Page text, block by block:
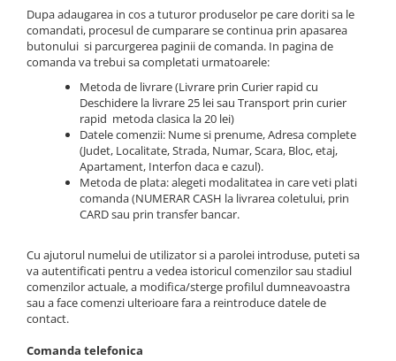
Curatenie si intretinere
Decoratiuni
Gradinarit
Hobby-uri creative
Iluminat & Electrice
Kit-uri automatizari porti si usi
Mobila dormitor
Mobila gradina & terasa
Organizare si depozitare
Rafturi
Sanitare
Silicon, spume si solutii tehnice
Dupa adaugarea in cos a tuturor produselor pe care doriti sa le
comandati, procesul de cumparare se continua prin apasarea
butonului si parcurgerea paginii de comanda. In pagina de
comanda va trebui sa completati urmatoarele:
Metoda de livrare (Livrare prin Curier rapid cu
Deschidere la livrare 25 lei sau Transport prin curier
rapid metoda clasica la 20 lei)
Datele comenzii: Nume si prenume, Adresa complete
(Judet, Localitate, Strada, Numar, Scara, Bloc, etaj,
Apartament, Interfon daca e cazul).
Metoda de plata: alegeti modalitatea in care veti plati
comanda (NUMERAR CASH la livrarea coletului, prin
CARD sau prin transfer bancar.
Cu ajutorul numelui de utilizator si a parolei introduse, puteti sa
va autentificati pentru a vedea istoricul comenzilor sau stadiul
comenzilor actuale, a modifica/sterge profilul dumneavoastra
sau a face comenzi ulterioare fara a reintroduce datele de
contact.
Comanda telefonica